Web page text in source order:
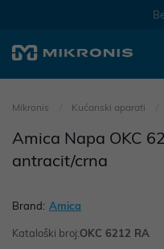
Mikronis Kućanski aparati
Amica Napa OKC
antracit/crna
Brand: Amica
Kataloški broj:OKC 6212 RA